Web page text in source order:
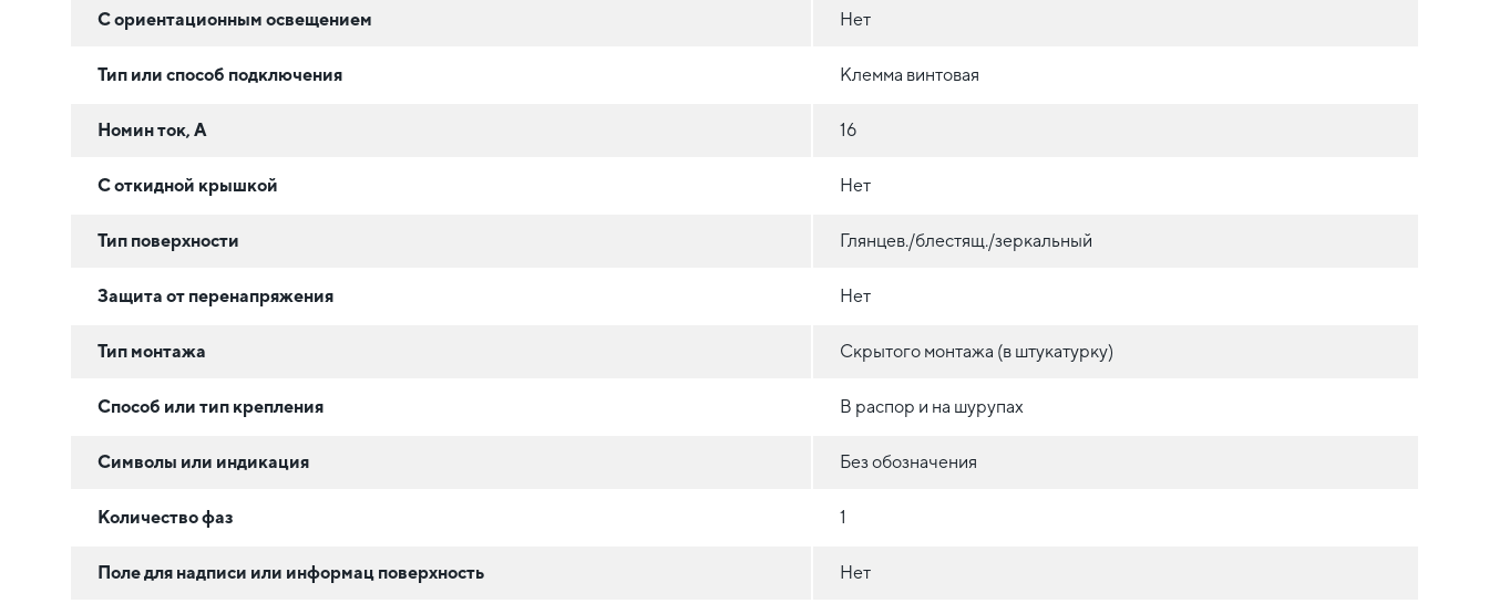
С ориентационным освещением Нет
Тип или способ подключения Клемма винтовая
Номин ток, А 16
С откидной крышкой Нет
Тип поверхности Глянцев./блестящ./зеркальный
Защита от перенапряжения Нет
Тип монтажа Скрытого монтажа (в штукатурку)
Способ или тип крепления В распор и на шурупах
Символы или индикация Без обозначения
Количество фаз 1
Поле для надписи или информац поверхность Нет